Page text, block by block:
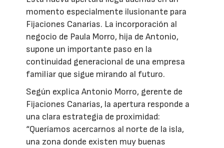
momento especialmente ilusionante para
Fijaciones Canarias. La incorporación al
negocio de Paula Morro, hija de Antonio,
supone un importante paso en la
continuidad generacional de una empresa
familiar que sigue mirando al futuro.
Según explica Antonio Morro, gerente de
Fijaciones Canarias, la apertura responde a
una clara estrategia de proximidad:
“Queríamos acercarnos al norte de la isla,
una zona donde existen muy buenas